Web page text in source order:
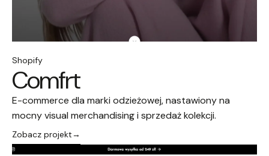
Shopify
Comfrt
E-commerce dla marki odzieżowej, nastawiony na
mocny visual merchandising i sprzedaż kolekcji.
Zobacz projekt→